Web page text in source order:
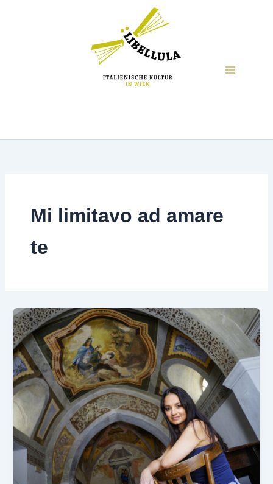
Mi limitavo ad amare
te